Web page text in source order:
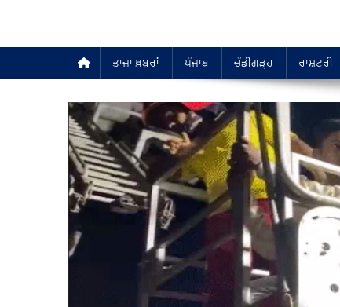
ਤਾਜ਼ਾ ਖ਼ਬਰਾਂ ਪੰਜਾਬ ਚੰਡੀਗੜ੍ਹ ਰਾਸ਼ਟਰੀ